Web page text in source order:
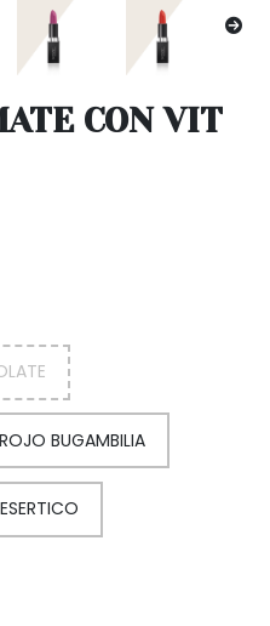
CON VIT
ROJO BUGAMBILIA